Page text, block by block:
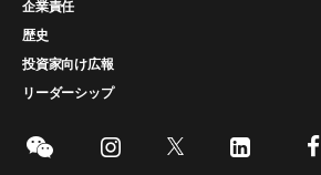
企業責任
歴史
投資家向け広報
リーダーシップ